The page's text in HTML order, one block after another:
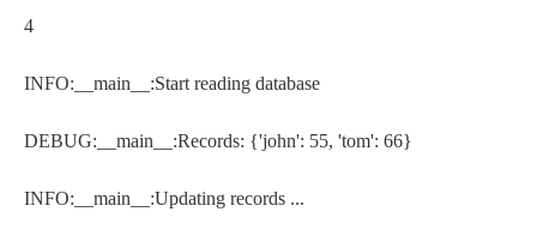
4
INFO:__main__:Start reading database
DEBUG:__main__:Records: {'john': 55, 'tom': 66}
INFO:__main__:Updating records ...